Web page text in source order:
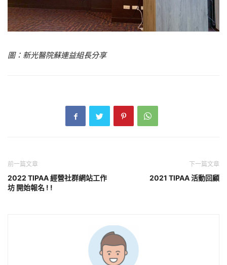
圖：新光醫院蘇連益組長分享
前一篇文章
2022 TIPAA 經營社群網站工作
坊 開始報名 ! !
下一篇文章
2021 TIPAA 活動回顧